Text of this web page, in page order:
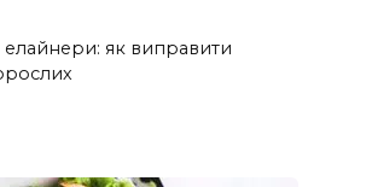
елайнери: як виправити